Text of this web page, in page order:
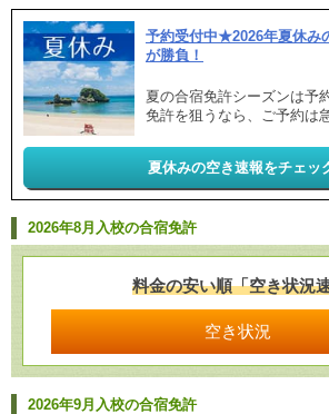
予約受付中★2026年夏休み
が勝負！
夏の合宿免許シーズンは予
免許を狙うなら、ご予約は
夏休みの空き速報をチェッ
2026年8月入校の合宿免許
料金の安い順「空き状況
空き状況
2026年9月入校の合宿免許